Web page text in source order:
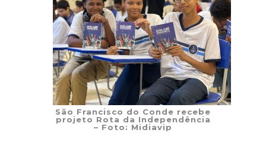
São Francisco do Conde recebe
projeto Rota da Independência
– Foto: Midiavip